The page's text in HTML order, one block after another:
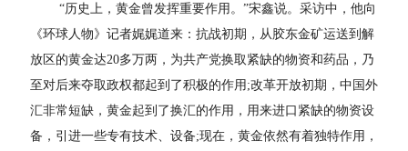
“历史上，黄金曾发挥重要作用。”宋鑫说。采访中，他向
《环球人物》记者娓娓道来：抗战初期，从胶东金矿运送到解
放区的黄金达20多万两，为共产党换取紧缺的物资和药品，乃
至对后来夺取政权都起到了积极的作用;改革开放初期，中国外
汇非常短缺，黄金起到了换汇的作用，用来进口紧缺的物资设
备，引进一些专有技术、设备;现在，黄金依然有着独特作用，